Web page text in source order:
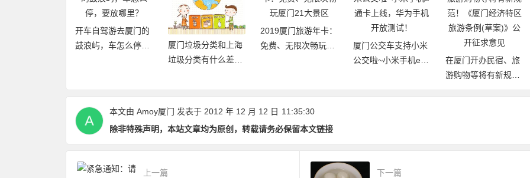
厦门垃圾分类和上海
2019厦门旅游年卡：
免费、无限次畅玩厦
门21大景区
厦门公交车支持小米
放测试！
在厦门开办民宿、旅
范！《厦门经济特区
厦门白鹭分：免费借
阅厦门市图书馆（含
17个分馆）图书
本文由 Amoy厦门 发表于 2012 年 12 月 12 日 11:35:30
除非特殊声明，本站文章均为原创，转载请务必保留本文链接
上一篇 下一篇